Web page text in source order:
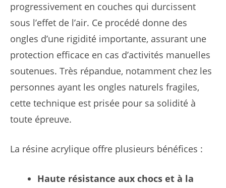
progressivement en couches qui durcissent
sous l’effet de l’air. Ce procédé donne des
ongles d’une rigidité importante, assurant une
protection efficace en cas d’activités manuelles
soutenues. Très répandue, notamment chez les
personnes ayant les ongles naturels fragiles,
cette technique est prisée pour sa solidité à
toute épreuve.
La résine acrylique offre plusieurs bénéfices :
Haute résistance aux chocs et à la